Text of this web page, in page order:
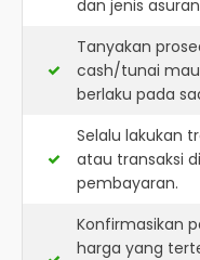
dan jenis
Tanyakan
cash/tunai
berlaku pada
Selalu lakukan
atau transaksi
pembayaran.
Konfirmasikan
harga yang